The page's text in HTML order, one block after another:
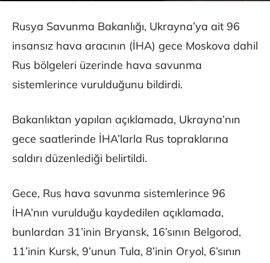
Rusya Savunma Bakanlığı, Ukrayna’ya ait 96
insansız hava aracının (İHA) gece Moskova dahil
Rus bölgeleri üzerinde hava savunma
sistemlerince vurulduğunu bildirdi.
Bakanlıktan yapılan açıklamada, Ukrayna’nın
gece saatlerinde İHA’larla Rus topraklarına
saldırı düzenlediği belirtildi.
Gece, Rus hava savunma sistemlerince 96
İHA’nın vurulduğu kaydedilen açıklamada,
bunlardan 31’inin Bryansk, 16’sının Belgorod,
11’inin Kursk, 9’unun Tula, 8’inin Oryol, 6’sının